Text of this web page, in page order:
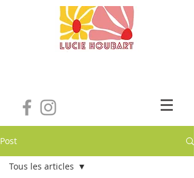
Post
Tous les articles